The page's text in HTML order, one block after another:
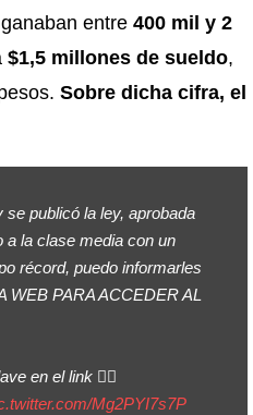
entre 400 mil y 2
$1,5 millones de sueldo,
Sobre dicha cifra, el
se publicó la ley, aprobada
a la clase media con un
récord, puedo informarles
WEB PARA ACCEDER AL
en el link 👉🏻
Mg2PYI7s7P